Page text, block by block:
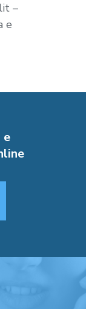
–
e
e